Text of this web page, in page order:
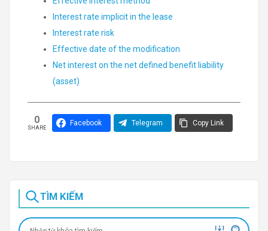
Interest rate implicit in the lease
Interest rate risk
Effective date of the modification
Net interest on the net defined benefit liability
(asset)
0
SHARE
Facebook Telegram Copy Link
TÌM KIẾM